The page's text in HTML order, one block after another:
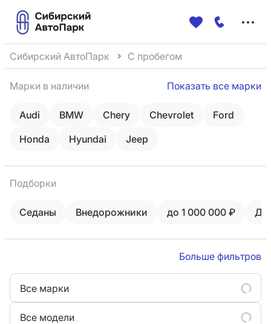
Сибирский АвтоПарк С пробегом
Марки в наличии Показать все марки
Audi BMW Chery Chevrolet
Ford
Honda
Hyundai Jeep
Подборки
Седаны Внедорожники до 1 000 000 ₽
Больше фильтров
Все марки
Все модели